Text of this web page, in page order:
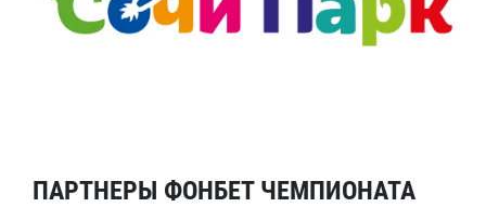
ПАРТНЕРЫ ФОНБЕТ ЧЕМПИОНАТА